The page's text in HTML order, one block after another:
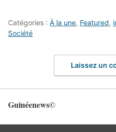
Catégories : À la une, Featured,
Société
Laissez un
Guinéenews©